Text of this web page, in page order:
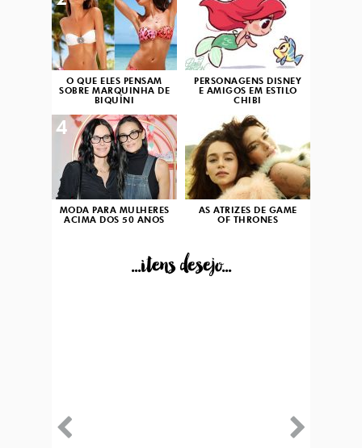
O QUE ELES PENSAM
SOBRE MARQUINHA DE
BIQUÍNI
PERSONAGENS DISNEY
E AMIGOS EM ESTILO
CHIBI
MODA PARA MULHERES
ACIMA DOS 50 ANOS
4
AS ATRIZES DE GAME
OF THRONES
...itens desejo...